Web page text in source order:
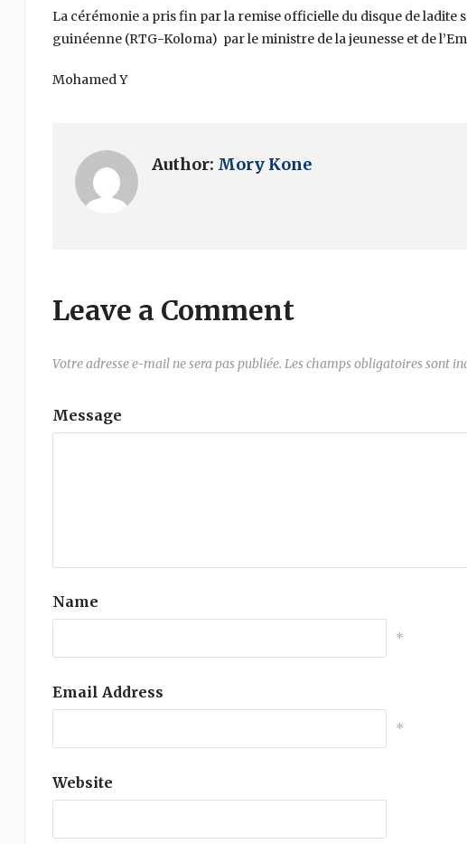
La cérémonie a pris fin par la remise officielle du disque de ladite
guinéenne (RTG-Koloma) par le ministre de la jeunesse et de
Mohamed Y
Author: Mory Kone
Leave a Comment
Votre adresse e-mail ne sera pas publiée. Les champs obligatoires sont
Message
Name
*
Email Address
*
Website